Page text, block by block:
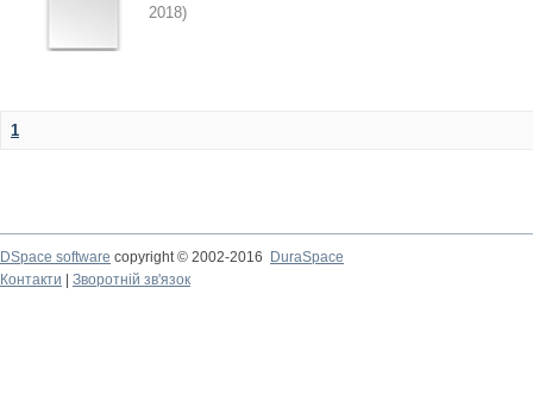
2018)
1
DSpace software copyright © 2002-2016
DuraSpace
Контакти
Зворотній зв'язок